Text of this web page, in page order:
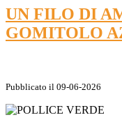
UN FILO DI
GOMITOLO
Pubblicato il 09-06-2026